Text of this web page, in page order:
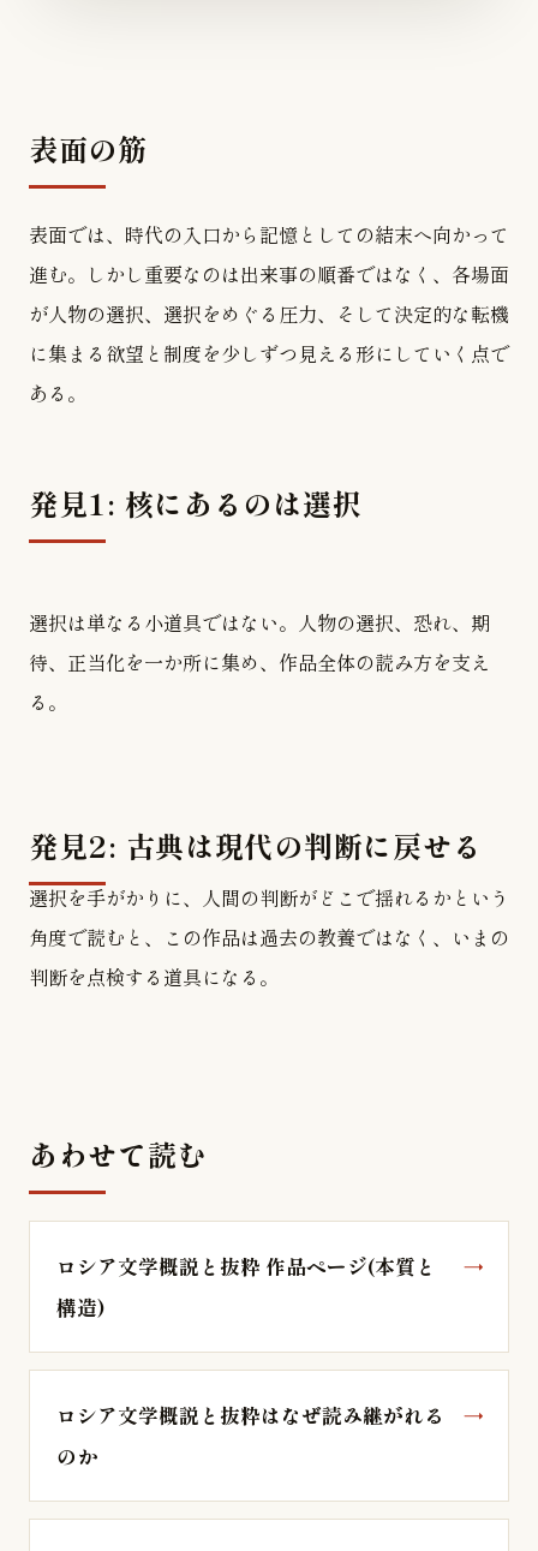
表面の筋
表面では、時代の入口から記憶としての結末へ向かって
進む。しかし重要なのは出来事の順番ではなく、各場面
が人物の選択、選択をめぐる圧力、そして決定的な転機
に集まる欲望と制度を少しずつ見える形にしていく点で
ある。
発見1: 核にあるのは選択
選択は単なる小道具ではない。人物の選択、恐れ、期
待、正当化を一か所に集め、作品全体の読み方を支え
る。
発見2: 古典は現代の判断に戻せる
選択を手がかりに、人間の判断がどこで揺れるかという
角度で読むと、この作品は過去の教養ではなく、いまの
判断を点検する道具になる。
あわせて読む
ロシア文学概説と抜粋 作品ページ(本質と
構造)
ロシア文学概説と抜粋はなぜ読み継がれる
のか